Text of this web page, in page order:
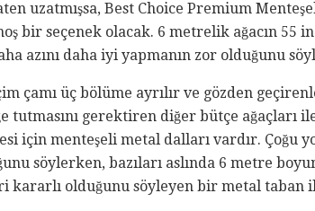
uzatmışsa, Best Choice Premium
bir seçenek olacak. 6 metrelik ağacın 55
azını daha iyi yapmanın zor olduğunu
çamı üç bölüme ayrılır ve gözden
gerektiren diğer bütçe ağaçları ile
için menteşeli metal dalları vardır. Çoğu
söylerken, bazıları aslında 6 metre
kararlı olduğunu söyleyen bir metal